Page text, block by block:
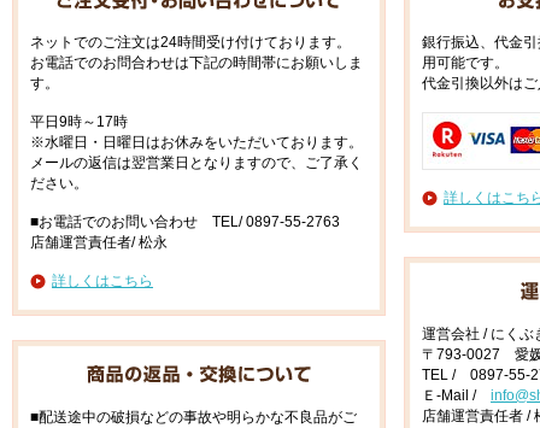
ネットでのご注文は24時間受け付けております。
お電話でのお問合わせは下記の時間帯にお願いしま
す。
平日9時～17時
※水曜日・日曜日はお休みをいただいております。
メールの返信は翌営業日となりますので、ご了承く
ださい。
■お電話でのお問い合わせ TEL/ 0897-55-2763
店舗運営責任者/ 松永
詳しくはこちら
■配送途中の破損などの事故や明らかな不良品がご
銀行振込、代金
用可能です。
代金引換以外は
詳しくはこち
運営会社 / にくぶ
〒793-0027 愛
TEL / 0897-55-
Ｅ-Mail /
店舗運営責任者 /